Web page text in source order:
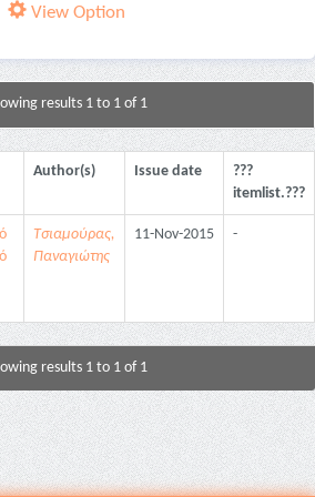
View Option
results 1 to 1 of 1
Author(s) Issue date
???
itemlist.???
Τσιαμούρας,
Παναγιώτης
11-Nov-2015 -
results 1 to 1 of 1